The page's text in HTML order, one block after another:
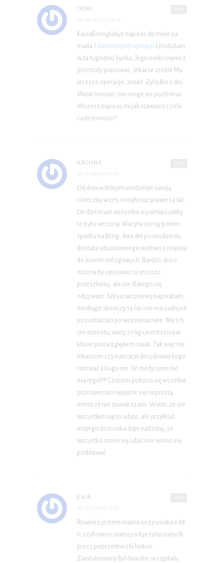
DOMI
KasiaB moglabys napisac do mnie na
maila ? dominisia18w@wp.pl Urodzilam
w 24 tygodniu Synka, Jego nerki rowniez
przestaly pracowac, lekarze zrobili Mu
jeszcze operacje, zmarl. Zyl tylko 7 dni.
Minal miesiac, nie moge sie pozbierac.
Mozesz napisac mi jak stawiasz czola
codziennosci?
KACHNA
Od dnia w którym urodziłam swoją
córeczkę w 27tc minęło już prawie 14 lat.
Do dziś mam wszystko w pamięci jakby
to było wczoraj. Ważyła 1070g potem
spadła na 850g, dwa dni po urodzeniu
dostała obustronnego wylewu 3 stopnia
do komór mózgowych. Bardzo dużo
można by opisywać co jeszcze
przeszliśmy, ale nie dlatego się
odzywam. Jak już wcześniej napisałam,
niedługo skończy 14 lat i nie ma żadnych
pozostałości po wcześniactwie. Ma 175
cm wzrostu, waży 70 kg i jest trzecia w
klasie pod względem nauki. Tak więc nie
lekarzom czy nam jest decydować kogo
ratować a kogo nie. W medycynie nie
ma regół!!! Czasem pokona się wszelkie
przeciwności i wyjdzie się na prostą
mimo że nie dawali szans. Wiem, że nie
wszystkim się to udaje, ale przykład
mojego dzieciaka daje nadzieję, że
wszystko może się udać i nie wolno się
poddawać.
EWA
Rowniez jestem mama wczesniaka z 28
tc czyli nieco starszy od przytaczanych
przez poprzedniczki histori.
Zaintubowany byl dwa dni, w szpitalu